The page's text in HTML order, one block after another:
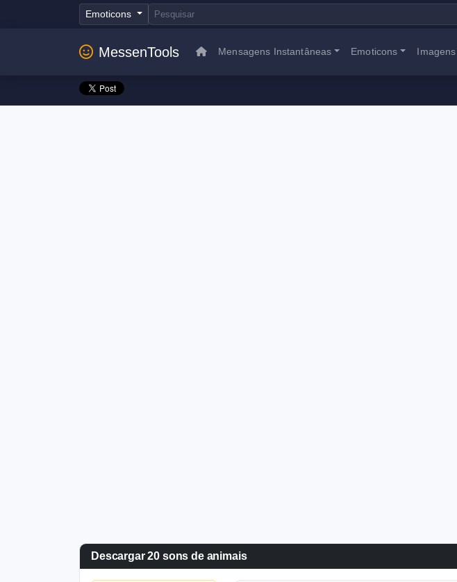
Emoticons
MessenTools Mensagens Instantâneas Emoticons Imagens
Descargar 20 sons de animais